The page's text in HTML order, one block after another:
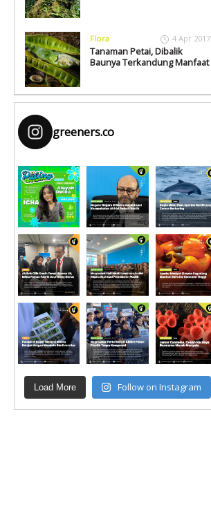
Flora 4 Apr 2017
Tanaman Petai, Dibalik
Baunya Terkandung Manfaat
greeners.co
Load More Follow on Instagram